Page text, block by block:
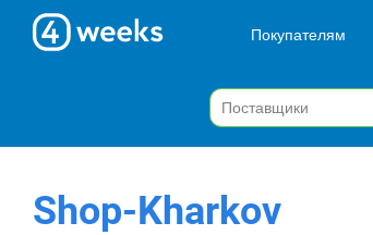
Покупателям
Shop-Kharkov